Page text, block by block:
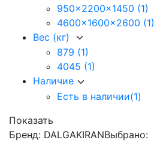
950x2200x1450 (1)
4600x1600x2600 (1)
Вес (кг)
879 (1)
4045 (1)
Наличие
Есть в наличии(1)
Показать
Бренд: DALGAKIRANВыбрано: